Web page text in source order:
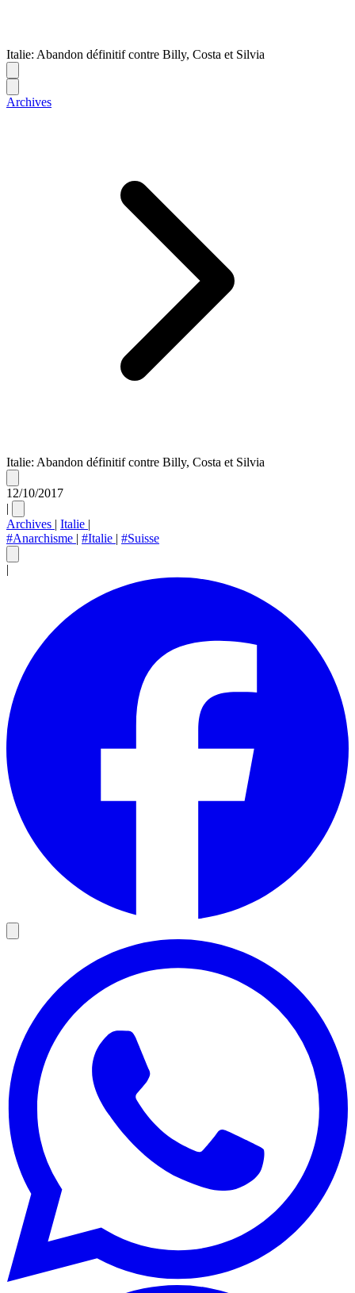
Italie: Abandon définitif contre Billy, Costa et Silvia
Archives
Italie: Abandon définitif contre Billy, Costa et Silvia
12/10/2017
|
Archives | Italie |
#Anarchisme | #Italie | #Suisse
|